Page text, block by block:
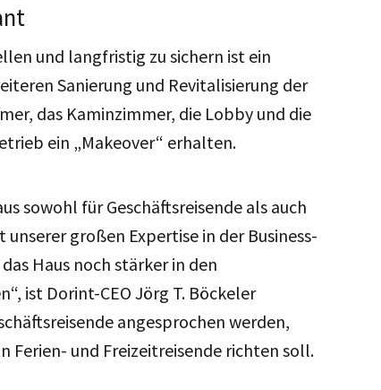
und langfristig zu sichern ist ein
Sanierung und Revitalisierung der
das Kaminzimmer, die Lobby und die
ein „Makeover“ erhalten.
sowohl für Geschäftsreisende als auch
großen Expertise in der Business-
Haus noch stärker in den
ist Dorint-CEO Jörg T. Böckeler
angesprochen werden,
Ferien- und Freizeitreisende richten soll.